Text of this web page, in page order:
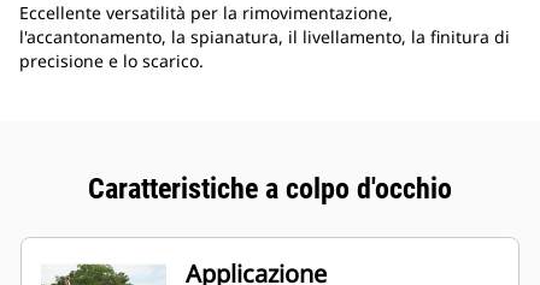
Eccellente versatilità per la rimovimentazione,
l'accantonamento, la spianatura, il livellamento, la finitura di
precisione e lo scarico.
Caratteristiche a colpo d'occhio
Applicazione